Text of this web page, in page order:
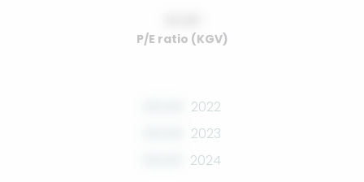
P/E ratio (KGV)
2022
2023
2024